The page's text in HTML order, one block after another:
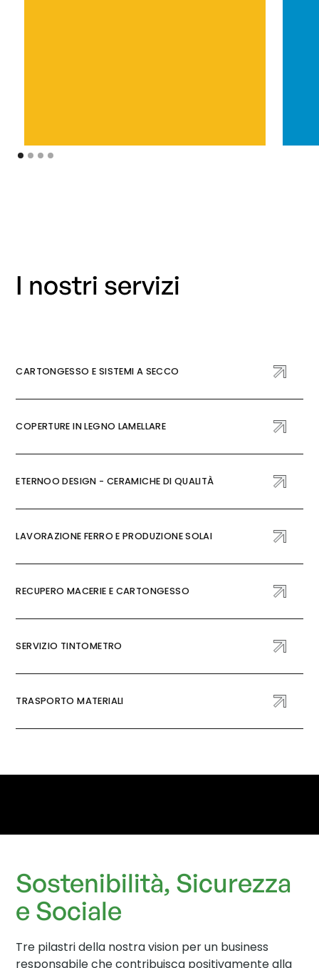
I nostri servizi
CARTONGESSO E SISTEMI A SECCO
COPERTURE IN LEGNO LAMELLARE
ETERNOO DESIGN - CERAMICHE DI QUALITÀ
LAVORAZIONE FERRO E PRODUZIONE SOLAI
RECUPERO MACERIE E CARTONGESSO
SERVIZIO TINTOMETRO
TRASPORTO MATERIALI
Sostenibilità, Sicurezza
e Sociale
Tre pilastri della nostra vision per un business
responsabile che contribuisca positivamente alla